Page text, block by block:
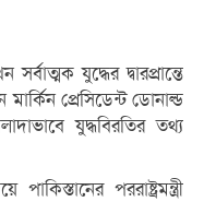
যুদ্ধের দ্বারপ্রান্তে
প্রেসিডেন্ট ডোনাল্ড
যুদ্ধবিরতির তথ্য
পররাষ্ট্রমন্ত্রী